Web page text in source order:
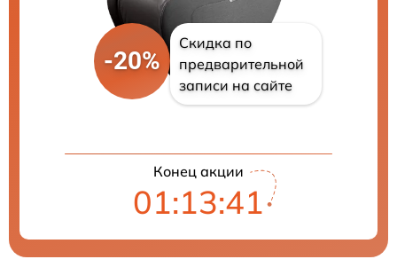
-20%
Скидка по
предварительной
записи на сайте
Конец акции
01:13:40